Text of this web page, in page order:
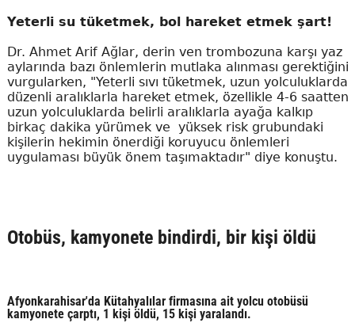
Yeterli su tüketmek, bol hareket etmek şart!
Dr. Ahmet Arif Ağlar, derin ven trombozuna karşı yaz
aylarında bazı önlemlerin mutlaka alınması gerektiğini
vurgularken, "Yeterli sıvı tüketmek, uzun yolculuklarda
düzenli aralıklarla hareket etmek, özellikle 4-6 saatten
uzun yolculuklarda belirli aralıklarla ayağa kalkıp
birkaç dakika yürümek ve yüksek risk grubundaki
kişilerin hekimin önerdiği koruyucu önlemleri
uygulaması büyük önem taşımaktadır" diye konuştu.
Otobüs, kamyonete bindirdi, bir kişi öldü
Afyonkarahisar'da Kütahyalılar firmasına ait yolcu otobüsü
kamyonete çarptı, 1 kişi öldü, 15 kişi yaralandı.